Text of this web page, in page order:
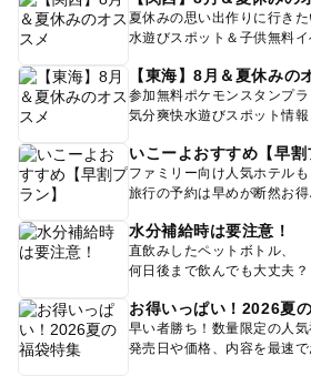
夏休みの思い出作りに行きた
水遊びスポット＆子供無料イ
【東海】8月＆夏休みの
参加無料ポケモンスタンプラ
気分爽快水遊びスポット情報
いこーよおすすめ【早割
ファミリー向け人気ホテルも
旅行の予約は早めが断然お得
水分補給時は要注意！
直飲みしたペットボトル、
何日後まで飲んでも大丈夫？
お得いっぱい！2026夏
早い者勝ち！数量限定の人
発売日や価格、内容を最速で